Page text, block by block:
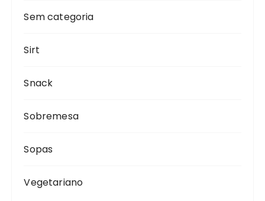
Sem categoria
Sirt
Snack
Sobremesa
Sopas
Vegetariano